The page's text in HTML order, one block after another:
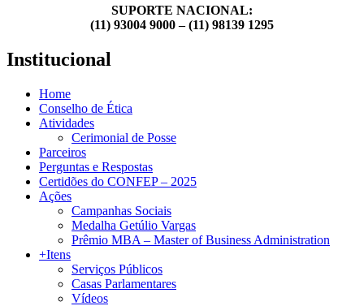
SUPORTE NACIONAL:
(11) 93004 9000 – (11) 98139 1295
Institucional
Home
Conselho de Ética
Atividades
Cerimonial de Posse
Parceiros
Perguntas e Respostas
Certidões do CONFEP – 2025
Ações
Campanhas Sociais
Medalha Getúlio Vargas
Prêmio MBA – Master of Business Administration
+Itens
Serviços Públicos
Casas Parlamentares
Vídeos